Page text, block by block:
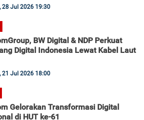
28 Jul 2026 19:30
BW Digital & NDP Perkuat
Digital Indonesia Lewat Kabel Laut
21 Jul 2026 18:00
Gelorakan Transformasi Digital
di HUT ke-61